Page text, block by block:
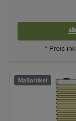
* Preis
Maßartikel